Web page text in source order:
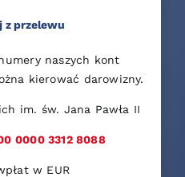
z przelewu
naszych kont
kierować darowizny.
im. św. Jana Pawła II
0000 3312 8088
w EUR